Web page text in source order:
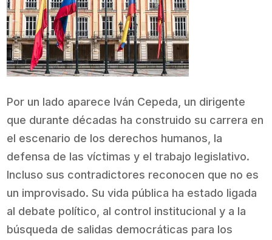
Por un lado aparece Iván Cepeda, un dirigente
que durante décadas ha construido su carrera en
el escenario de los derechos humanos, la
defensa de las víctimas y el trabajo legislativo.
Incluso sus contradictores reconocen que no es
un improvisado. Su vida pública ha estado ligada
al debate político, al control institucional y a la
búsqueda de salidas democráticas para los